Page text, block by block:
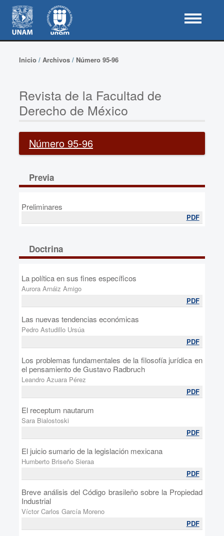
Inicio/ Archivos/ Número 95-96
Revista de la Facultad de
Derecho de México
Número 95-96
Previa
Preliminares
PDF
Doctrina
La política en sus fines específicos
Aurora Arnáiz Amigo
PDF
Las nuevas tendencias económicas
Pedro Astudillo Ursúa
PDF
Los problemas fundamentales de la filosofía jurídica en
el pensamiento de Gustavo Radbruch
Leandro Azuara Pérez
PDF
El receptum nautarum
Sara Bialostoski
PDF
El juicio sumario de la legislación mexicana
Humberto Briseño Sieraa
PDF
Breve análisis del Código brasileño sobre la Propiedad
Industrial
Víctor Carlos García Moreno
PDF